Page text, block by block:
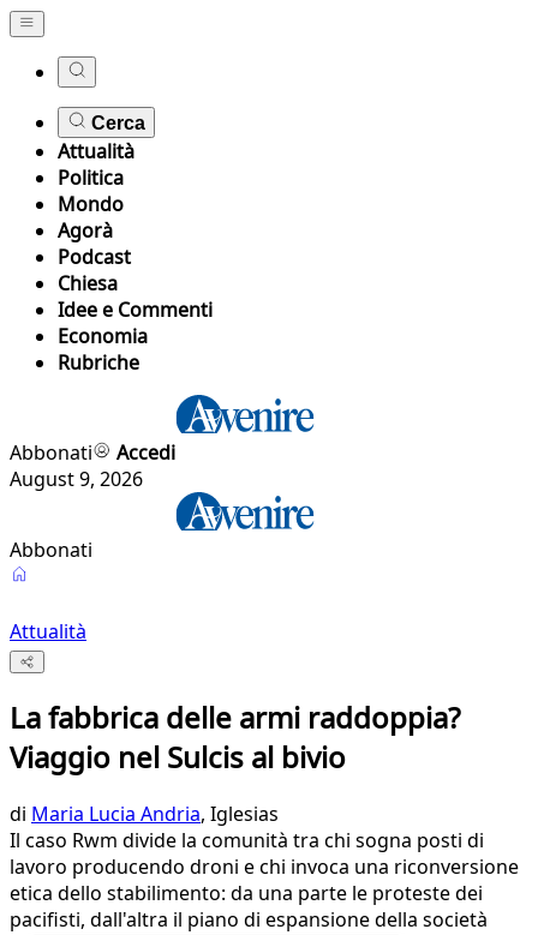
Cerca
Attualità
Politica
Mondo
Agorà
Podcast
Chiesa
Idee e Commenti
Economia
Rubriche
Abbonati
Accedi
August 9, 2026
Abbonati
Attualità
La fabbrica delle armi raddoppia?
Viaggio nel Sulcis al bivio
di Maria Lucia Andria, Iglesias
Il caso Rwm divide la comunità tra chi sogna posti di
lavoro producendo droni e chi invoca una riconversione
etica dello stabilimento: da una parte le proteste dei
pacifisti, dall'altra il piano di espansione della società